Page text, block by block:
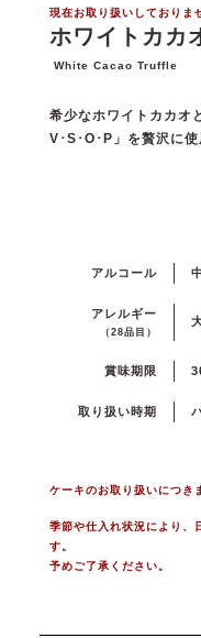
現在お取り扱いしておりま
ホワイトカカ
White Cacao Truffle
希少なホワイトカカオ
V･S･O･P」を贅沢に使
アルコール 中
アレルギー
（28品目）
賞味期限
取り扱い時期
ケーキのお取り扱いにつき
季節や仕入れ状況により、
す。
予めご了承ください。